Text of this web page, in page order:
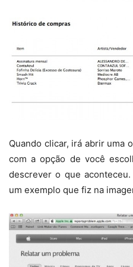
Quando clicar, irá abrir uma
com a opção de você
descrever o que
um exemplo que fiz na